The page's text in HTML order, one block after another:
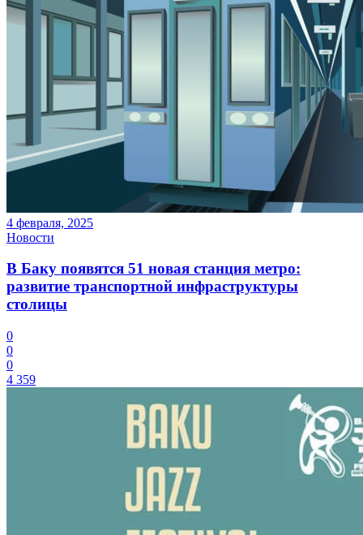
4 февраля, 2025
Новости
В Баку появятся 51 новая станция метро:
развитие транспортной инфраструктуры
столицы
0
0
0
4 359